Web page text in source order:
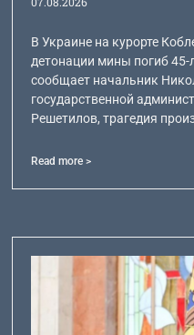
В Украине на курорте
детонации мины погиб
сообщает начальник
государственной
Решетилов, трагедия
Read more >